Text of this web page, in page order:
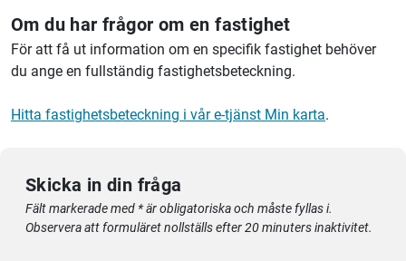
Om du har frågor om en fastighet
För att få ut information om en specifik fastighet behöver
du ange en fullständig fastighetsbeteckning.
Hitta fastighetsbeteckning i vår e-tjänst Min karta.
Skicka in din fråga
Fält markerade med * är obligatoriska och måste fyllas i.
Observera att formuläret nollställs efter 20 minuters inaktivitet.